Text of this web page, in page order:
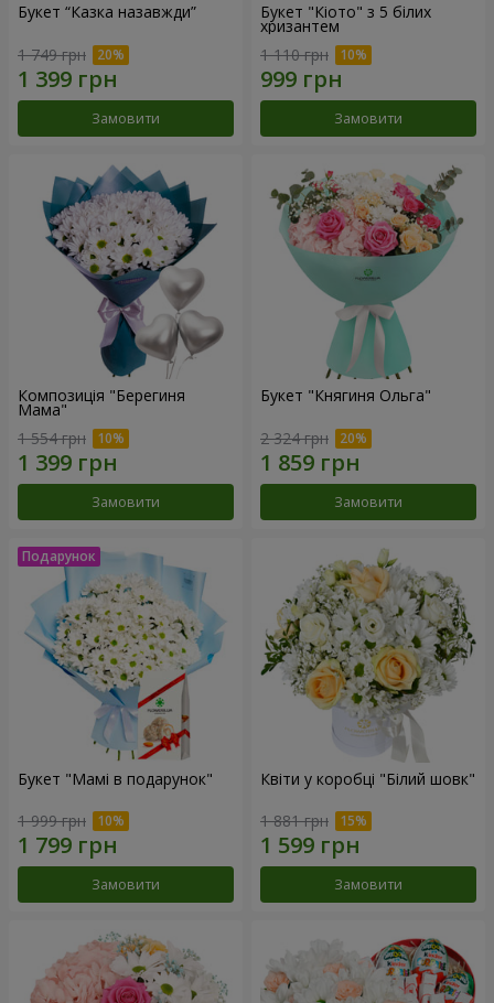
Букет “Казка назавжди”
1 749 грн
Замовити
Букет "Кіото" з 5 білих
хризантем
1 110 грн
Замовити
Композиція "Берегиня
Мама"
1 554 грн
Замовити
Букет "Княгиня Ольга"
2 324 грн
Замовити
Букет "Мамі в подарунок"
1 999 грн
Замовити
Квіти у коробці "Білий шовк"
1 881 грн
Замовити